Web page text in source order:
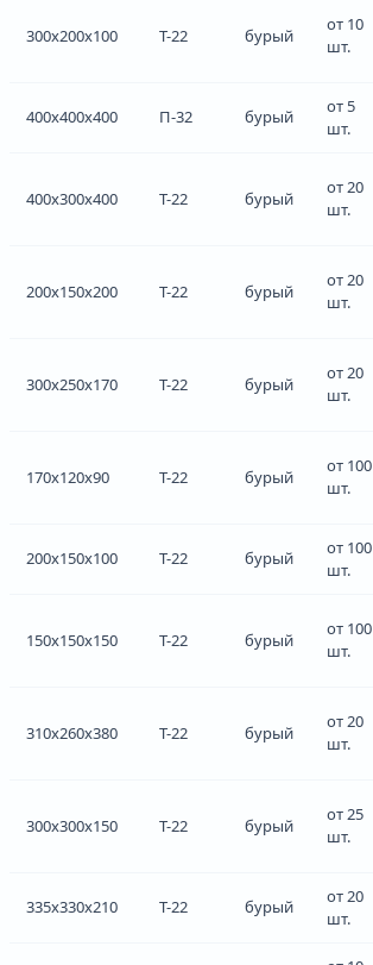
300x200x100 Т-22 бурый
от 10
шт.
400x400x400 П-32 бурый
от 5
шт.
400x300x400 Т-22 бурый
от 20
шт.
200x150x200 Т-22 бурый
от 20
шт.
300x250x170 Т-22 бурый
от 20
шт.
170x120x90 Т-22 бурый
от 100
шт.
200x150x100 Т-22 бурый
от 100
шт.
150x150x150 Т-22 бурый
от 100
шт.
310x260x380 Т-22 бурый
от 20
шт.
300x300x150 Т-22 бурый
от 25
шт.
335x330x210 Т-22 бурый
от 20
шт.